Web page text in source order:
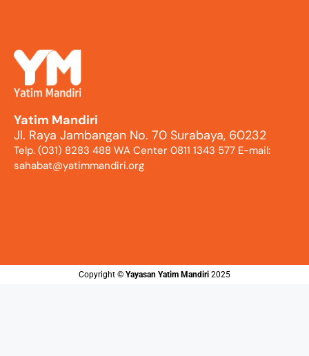
Yatim Mandiri
Jl. Raya Jambangan No. 70 Surabaya, 60232
Telp. (031) 8283 488 WA Center 0811 1343 577 E-mail:
sahabat@yatimmandiri.org
Copyright ©️ Yayasan Yatim Mandiri 2025